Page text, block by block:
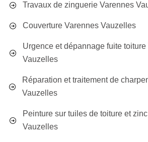
Travaux de zinguerie Varennes
Couverture Varennes Vauzelles
Urgence et dépannage fuite toiture
Vauzelles
Réparation et traitement de
Vauzelles
Peinture sur tuiles de toiture et
Vauzelles